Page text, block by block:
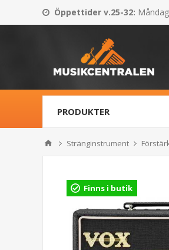
Öppettider v.25-32:
PRODUKTER
Stränginstrument
Finns i butik